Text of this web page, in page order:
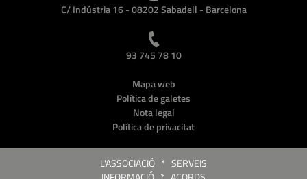
C/ Indústria 16 - 08202 Sabadell - Barcelona
93 745 78 10
Mapa web
Política de galetes
Nota legal
Política de privacitat
L'ASSOCIACIÓ * SERVEIS